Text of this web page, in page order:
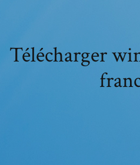
Télécharger